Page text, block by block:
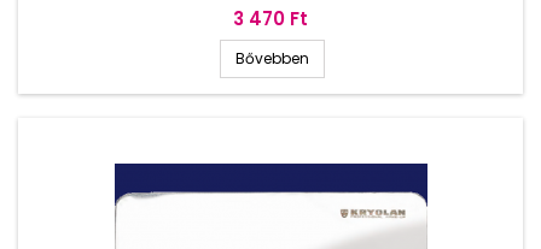
Ár
3 470 Ft
Bővebben